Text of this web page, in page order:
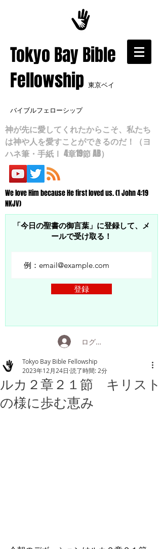
​Tokyo Bay Bible
Fellowship 東京ベイ
バイブルフェローシップ
神が先に愛してくれたからこそ、私たち
は神や人を愛すことができるのだ！（ヨ
ハネ筆・手紙Ⅰ 4章19節 AB）
We love Him because He first loved us. (1 John 4:19
NKJV)
「今日の聖書の御言葉」に登録して、メ
ールで受け取る！
登録
ログイン
ルカ２章２１節 キリスト
の様に歩む恵み
Tokyo Bay Bible Fellowship
2023年12月24日 読了時間: 2分